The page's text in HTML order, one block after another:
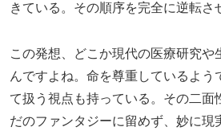
きている。その順序を完全に逆転さ
この発想、どこか現代の医療研究や
んですよね。命を尊重しているよう
て扱う視点も持っている。その二面
だのファンタジーに留めず、妙に現